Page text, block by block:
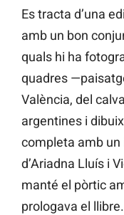
Es tracta d’una
amb un bon
quals hi ha
quadres
València, del
argentines i
completa amb
d’Ariadna Lluís i
manté el pòrtic
prologava el llibre.